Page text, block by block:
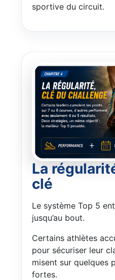
sportive du circuit.
La
clé
Le système Top 5
jusqu’au bout.
Certains athlètes
pour sécuriser leur
misent sur quelques
fortes.